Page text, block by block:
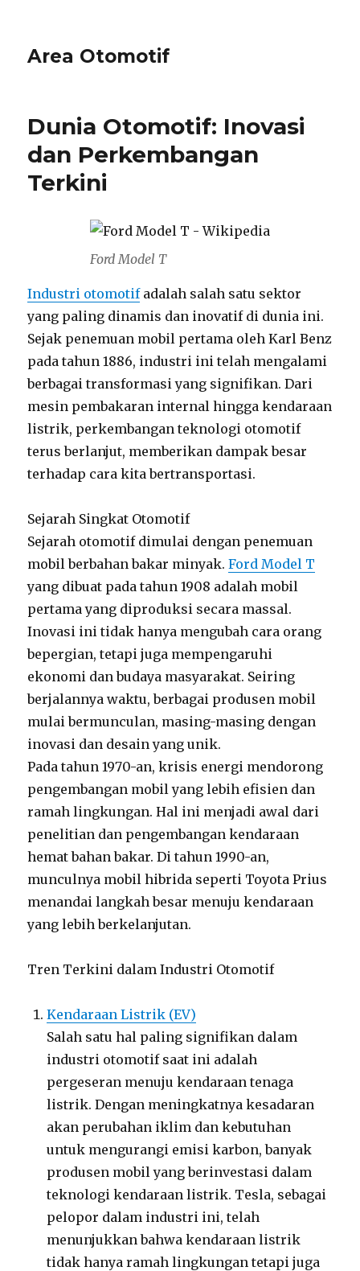
Area Otomotif
Dunia Otomotif: Inovasi
dan Perkembangan
Terkini
Ford Model T
Industri otomotifadalah salah satu sektor
yang paling dinamis dan inovatif di dunia ini.
Sejak penemuan mobil pertama oleh Karl Benz
pada tahun 1886, industri ini telah mengalami
berbagai transformasi yang signifikan. Dari
mesin pembakaran internal hingga kendaraan
listrik, perkembangan teknologi otomotif
terus berlanjut, memberikan dampak besar
terhadap cara kita bertransportasi.
Sejarah Singkat Otomotif
Sejarah otomotif dimulai dengan penemuan
mobil berbahan bakar minyak.Ford Model T
yang dibuat pada tahun 1908 adalah mobil
pertama yang diproduksi secara massal.
Inovasi ini tidak hanya mengubah cara orang
bepergian, tetapi juga mempengaruhi
ekonomi dan budaya masyarakat. Seiring
berjalannya waktu, berbagai produsen mobil
mulai bermunculan, masing-masing dengan
inovasi dan desain yang unik.
Pada tahun 1970-an, krisis energi mendorong
pengembangan mobil yang lebih efisien dan
ramah lingkungan. Hal ini menjadi awal dari
penelitian dan pengembangan kendaraan
hemat bahan bakar. Di tahun 1990-an,
munculnya mobil hibrida seperti Toyota Prius
menandai langkah besar menuju kendaraan
yang lebih berkelanjutan.
Tren Terkini dalam Industri Otomotif
Kendaraan Listrik (EV)
Salah satu hal paling signifikan dalam
industri otomotif saat ini adalah
pergeseran menuju kendaraan tenaga
listrik. Dengan meningkatnya kesadaran
akan perubahan iklim dan kebutuhan
untuk mengurangi emisi karbon, banyak
produsen mobil yang berinvestasi dalam
teknologi kendaraan listrik. Tesla, sebagai
pelopor dalam industri ini, telah
menunjukkan bahwa kendaraan listrik
tidak hanya ramah lingkungan tetapi juga